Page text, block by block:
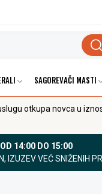
SAGOREVAČI MASTI
otkupa novca u
14:00 DO 15:00
VEĆ SNIŽENIH